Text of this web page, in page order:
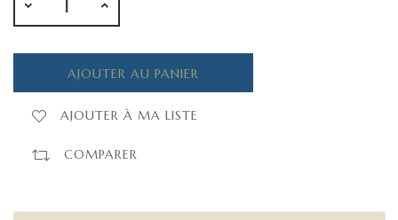
AJOUTER AU PANIER
AJOUTER À MA LISTE
COMPARER